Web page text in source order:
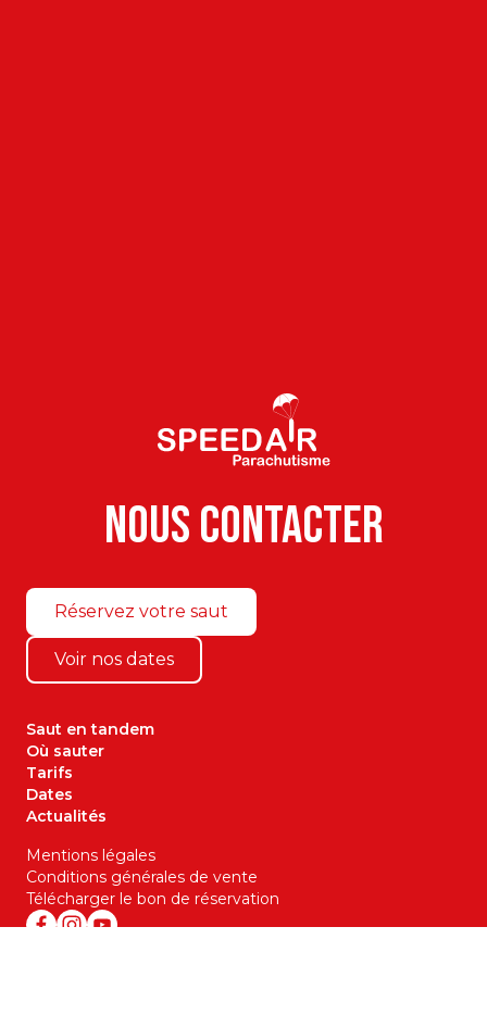
Nouscontacter
Réservez votre saut
Voir nos dates
Saut en tandem
Où sauter
Tarifs
Dates
Actualités
Mentions légales
Conditions générales de vente
Télécharger le bon de réservation